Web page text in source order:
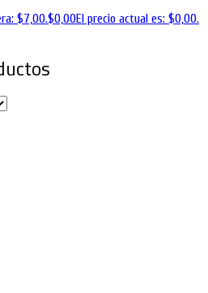
$7,00.$0,00El precio actual es: $0,00.